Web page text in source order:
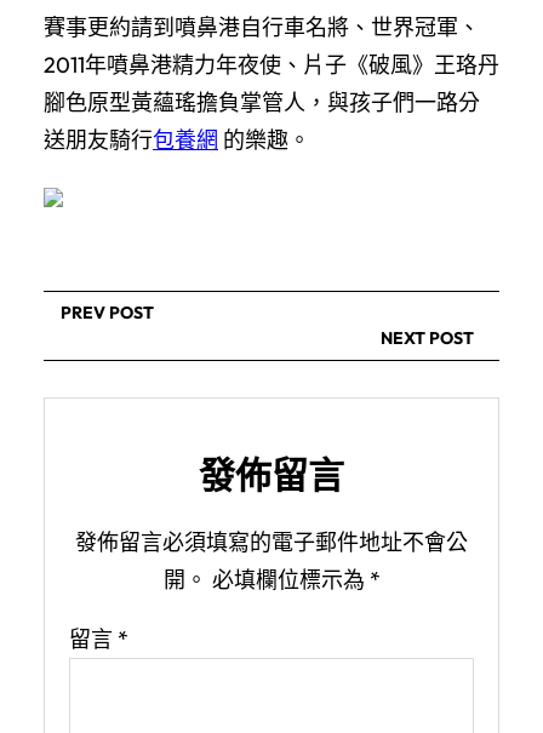
賽事更約請到噴鼻港自行車名將、世界冠軍、
2011年噴鼻港精力年夜使、片子《破風》王珞丹
腳色原型黃蘊瑤擔負掌管人，與孩子們一路分
送朋友騎行包養網 的樂趣。
PREV POST
NEXT POST
發佈留言
發佈留言必須填寫的電子郵件地址不會公
開。 必填欄位標示為 *
留言 *